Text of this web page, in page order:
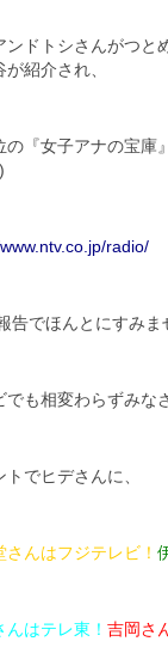
ンドトシさんがつと
が紹介され、
の『女子アナの宝庫
radio/
告でほんとにすみ
でも相変わらずみな
トでヒデさんに、
さんはフジテレビ！
んはテレ東！ 吉岡さ